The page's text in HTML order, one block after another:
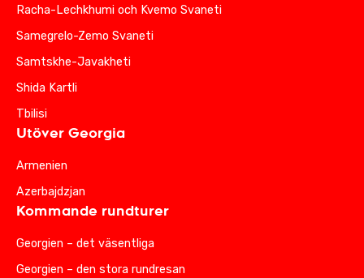
Racha-Lechkhumi och Kvemo Svaneti
Samegrelo-Zemo Svaneti
Samtskhe-Javakheti
Shida Kartli
Tbilisi
Utöver Georgia
Armenien
Azerbajdzjan
Kommande rundturer
Georgien – det väsentliga
Georgien – den stora rundresan